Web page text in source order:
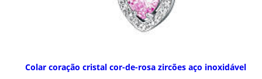
Colar coração cristal cor-de-rosa zircões aço inoxidável